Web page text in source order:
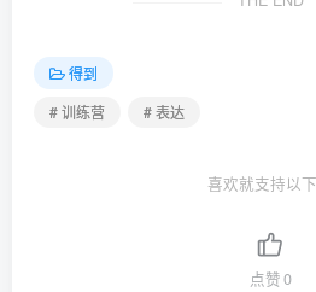
得到
# 训练营
# 表达
喜欢就支持以
点赞0